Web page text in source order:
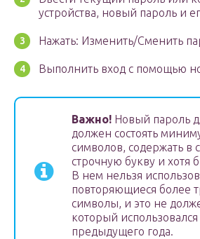
устройства, новый пароль и
Нажать: Изменить/Сменить
Выполнить вход с помощью
Важно! Новый пароль
должен состоять
символов, содержать в
строчную букву и хотя
В нем нельзя
повторяющиеся более
символы, и это не
который
предыдущего года.